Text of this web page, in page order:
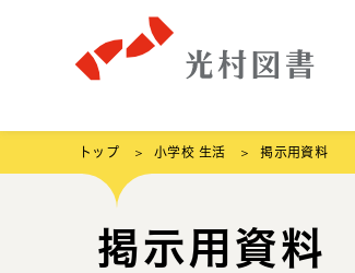
トップ 小学校 生活 掲示用資料
掲示用資料